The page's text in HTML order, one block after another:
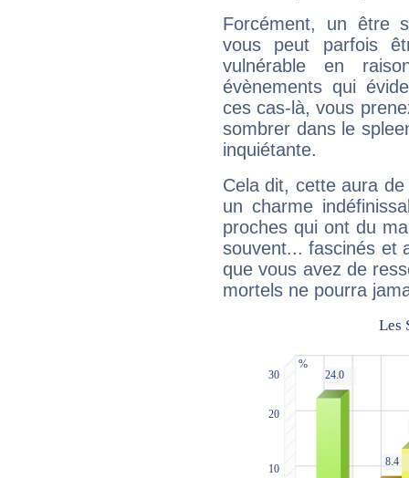
Forcément, un être
vous peut parfois
vulnérable en
évènements qui
ces cas-là, vous
sombrer dans le
inquiétante.
Cela dit, cette aura
un charme
proches qui ont du
souvent... fascinés et
que vous avez de
mortels ne pourra